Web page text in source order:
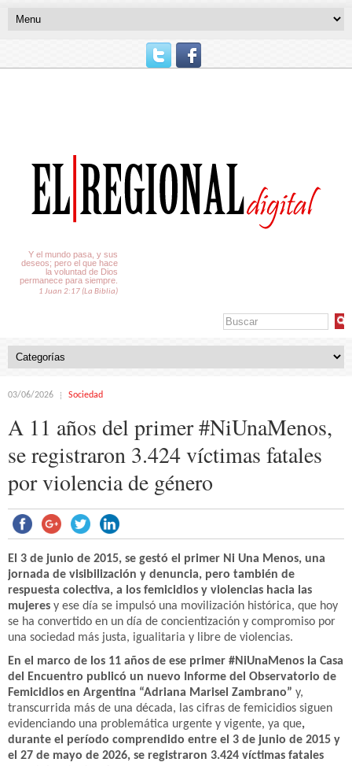
Y el mundo pasa, y sus
deseos; pero el que hace
la voluntad de Dios
permanece para siempre.
1 Juan 2:17 (La Biblia)
03/06/2026 Sociedad
A 11 años del primer #NiUnaMenos,
se registraron 3.424 víctimas fatales
por violencia de género
El 3 de junio de 2015, se gestó el primer Ni Una Menos, una
jornada de visibilización y denuncia, pero también de
respuesta colectiva, a los femicidios y violencias hacia las
mujeres y ese día se impulsó una movilización histórica, que hoy
se ha convertido en un día de concientización y compromiso por
una sociedad más justa, igualitaria y libre de violencias.
En el marco de los 11 años de ese primer #NiUnaMenos la Casa
del Encuentro publicó un nuevo Informe del Observatorio de
Femicidios en Argentina “Adriana Marisel Zambrano” y,
transcurrida más de una década, las cifras de femicidios siguen
evidenciando una problemática urgente y vigente, ya que,
durante el período comprendido entre el 3 de junio de 2015 y
el 27 de mayo de 2026, se registraron 3.424 víctimas fatales